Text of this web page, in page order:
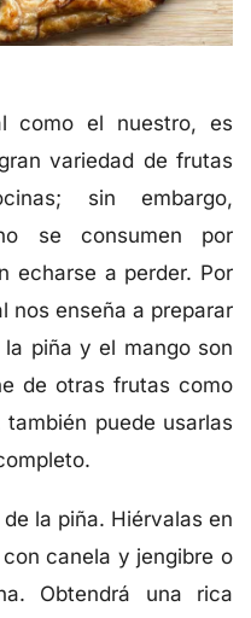
como el nuestro, es
variedad de frutas
sin embargo,
se consumen por
echarse a perder. Por
nos enseña a preparar
piña y el mango son
de otras frutas como
puede usarlas
la piña. Hiérvalas en
canela y jengibre o
Obtendrá una rica